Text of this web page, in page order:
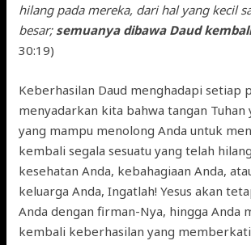
hilang pada mereka, dari hal yang kecil
besar; semuanya dibawa Daud
30:19)
Keberhasilan Daud menghadapi setiap
menyadarkan kita bahwa tangan Tuhan
yang mampu menolong Anda untuk
kembali segala sesuatu yang telah
kesehatan Anda, kebahagiaan Anda,
keluarga Anda, Ingatlah! Yesus akan
Anda dengan firman-Nya, hingga Anda
kembali keberhasilan yang